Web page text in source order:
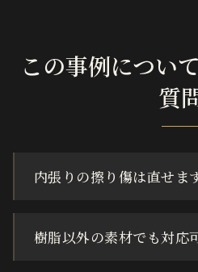
この事例につい
質
内張りの擦り傷は直せま
樹脂以外の素材でも対応